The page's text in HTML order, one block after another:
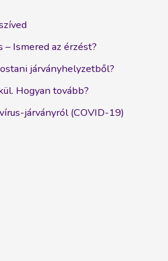
Ismered az érzést?
járványhelyzetből?
Hogyan tovább?
járványról (COVID-19)